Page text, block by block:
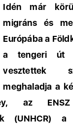
Idén már
migráns és
Európába a
a tengeri út
vesztettek
meghaladja a
az ENSZ
(UNHCR)